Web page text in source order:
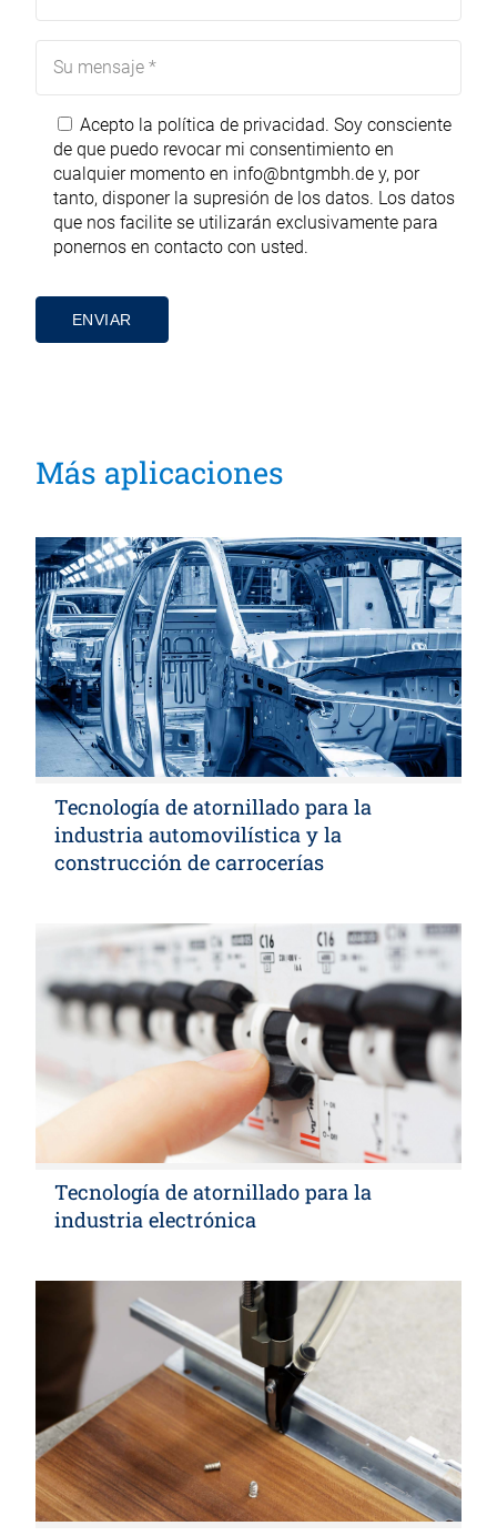
Acepto la política de privacidad. Soy consciente
de que puedo revocar mi consentimiento en
cualquier momento en info@bntgmbh.dey, por
tanto, disponer la supresión de los datos. Los datos
que nos facilite se utilizarán exclusivamente para
ponernos en contacto con usted.
Más aplicaciones
Tecnología de atornillado para la
industria automovilística y la
construcción de carrocerías
Tecnología de atornillado para la
industria electrónica